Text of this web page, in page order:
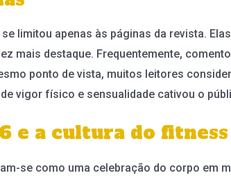
limitou apenas às páginas da revista.
mais destaque. Frequentemente,
ponto de vista, muitos leitores
vigor físico e sensualidade cativou o
e a cultura do fitness
se como uma celebração do corpo em